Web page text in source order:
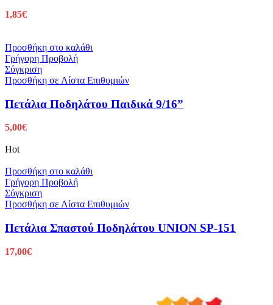
1,85€
Προσθήκη στο καλάθι
Γρήγορη Προβολή
Σύγκριση
Προσθήκη σε Λίστα Επιθυμιών
Πετάλια Ποδηλάτου Παιδικά 9/16”
5,00€
Hot
Προσθήκη στο καλάθι
Γρήγορη Προβολή
Σύγκριση
Προσθήκη σε Λίστα Επιθυμιών
Πετάλια Σπαστού Ποδηλάτου UNION SP-151
17,00€